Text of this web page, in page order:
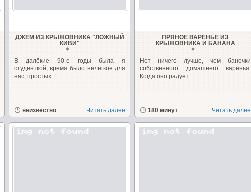
ДЖЕМ ИЗ КРЫЖОВНИКА "ЛОЖНЫЙ
КИВИ"
В далёкие 90-е годы была я
студенткой, время было нелёгкое для
нас, простых...
неизвестно Читать далее
ПРЯНОЕ ВАРЕНЬЕ ИЗ
КРЫЖОВНИКА И БАНАНА
Нет ничего лучше, чем баночки
собственного домашнего варенья.
Когда оно радует...
180 минут Читать далее